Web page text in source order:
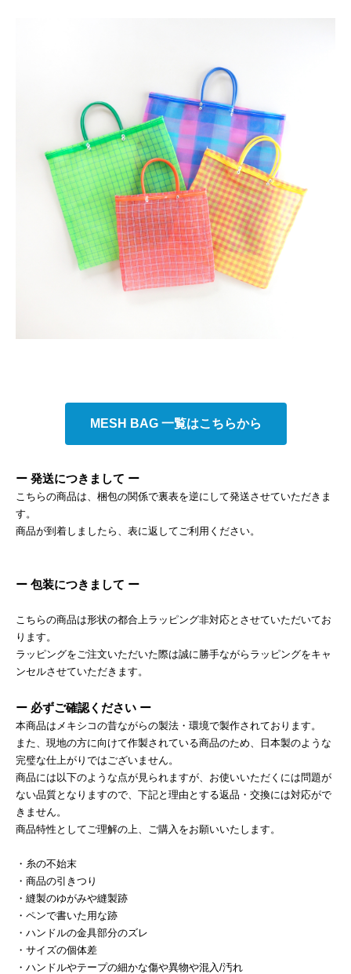
MESH BAG 一覧はこちらから
ー 発送につきまして ー
こちらの商品は、梱包の関係で裏表を逆にして発送させていただきま
す。
商品が到着しましたら、表に返してご利用ください。
ー 包装につきまして ー
こちらの商品は形状の都合上ラッピング非対応とさせていただいてお
ります。
ラッピングをご注文いただいた際は誠に勝手ながらラッピングをキャ
ンセルさせていただきます。
ー 必ずご確認ください ー
本商品はメキシコの昔ながらの製法・環境で製作されております。
また、現地の方に向けて作製されている商品のため、日本製のような
完璧な仕上がりではございません。
商品には以下のような点が見られますが、お使いいただくには問題が
ない品質となりますので、下記と理由とする返品・交換には対応がで
きません。
商品特性としてご理解の上、ご購入をお願いいたします。
・糸の不始末
・商品の引きつり
・縫製のゆがみや縫製跡
・ペンで書いた用な跡
・ハンドルの金具部分のズレ
・サイズの個体差
・ハンドルやテープの細かな傷や異物や混入/汚れ